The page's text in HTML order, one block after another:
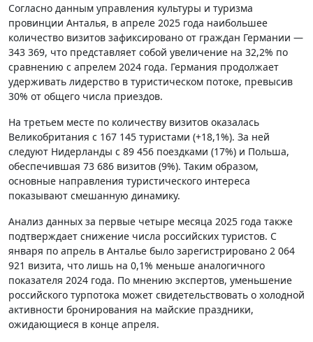
Согласно данным управления культуры и туризма
провинции Анталья, в апреле 2025 года наибольшее
количество визитов зафиксировано от граждан Германии —
343 369, что представляет собой увеличение на 32,2% по
сравнению с апрелем 2024 года. Германия продолжает
удерживать лидерство в туристическом потоке, превысив
30% от общего числа приездов.
На третьем месте по количеству визитов оказалась
Великобритания с 167 145 туристами (+18,1%). За ней
следуют Нидерланды с 89 456 поездками (17%) и Польша,
обеспечившая 73 686 визитов (9%). Таким образом,
основные направления туристического интереса
показывают смешанную динамику.
Анализ данных за первые четыре месяца 2025 года также
подтверждает снижение числа российских туристов. С
января по апрель в Анталье было зарегистрировано 2 064
921 визита, что лишь на 0,1% меньше аналогичного
показателя 2024 года. По мнению экспертов, уменьшение
российского турпотока может свидетельствовать о холодной
активности бронирования на майские праздники,
ожидающиеся в конце апреля.